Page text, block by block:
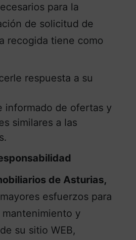
para la
de solicitud de
recogida tiene como
respuesta a su
informado de ofertas y
similares a las
de Asturias,
esfuerzos para
y
su sitio WEB,